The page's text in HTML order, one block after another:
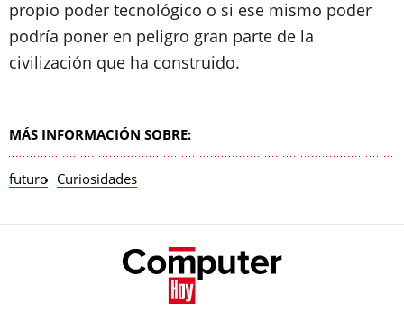
propio poder tecnológico o si ese mismo poder
podría poner en peligro gran parte de la
civilización que ha construido.
MÁS INFORMACIÓN SOBRE:
futuro Curiosidades